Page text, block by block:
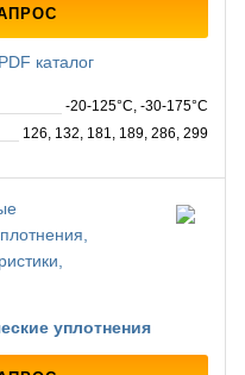
каталог
-20-125°C, -30-175°C
126, 132, 181, 189, 286, 299
уплотнения